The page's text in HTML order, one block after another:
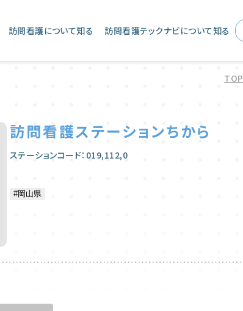
訪問看護について知る 訪問看護テックナビについて知る
TOP
訪問看護ステーションちから
ステーションコード：019,112,0